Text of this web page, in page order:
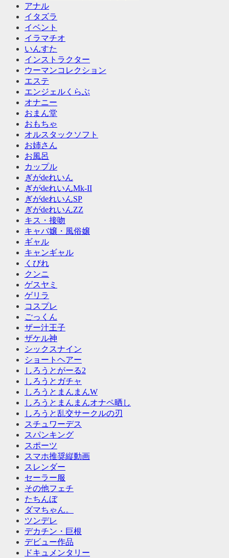
アナル
イタズラ
イベント
イラマチオ
いんすた
インストラクター
ウーマンコレクション
エステ
エンジェルくらぶ
オナニー
おまん堂
おもちゃ
オルスタックソフト
お姉さん
お風呂
カップル
ぎがdeれいん
ぎがdeれいんMk-II
ぎがdeれいんSP
ぎがdeれいんZZ
キス・接吻
キャバ嬢・風俗嬢
ギャル
キャンギャル
くびれ
クンニ
ゲスヤミ
ゲリラ
コスプレ
ごっくん
ザー汁王子
ザケル神
シックスナイン
ショートヘアー
しろうとがーる2
しろうとガチャ
しろうとまんまんW
しろうとまんまんオナペ晒し
しろうと乱交サークルの刃
スチュワーデス
スパンキング
スポーツ
スマホ推奨縦動画
スレンダー
セーラー服
その他フェチ
たちんぼ
ダマちゃん。
ツンデレ
デカチン・巨根
デビュー作品
ドキュメンタリー